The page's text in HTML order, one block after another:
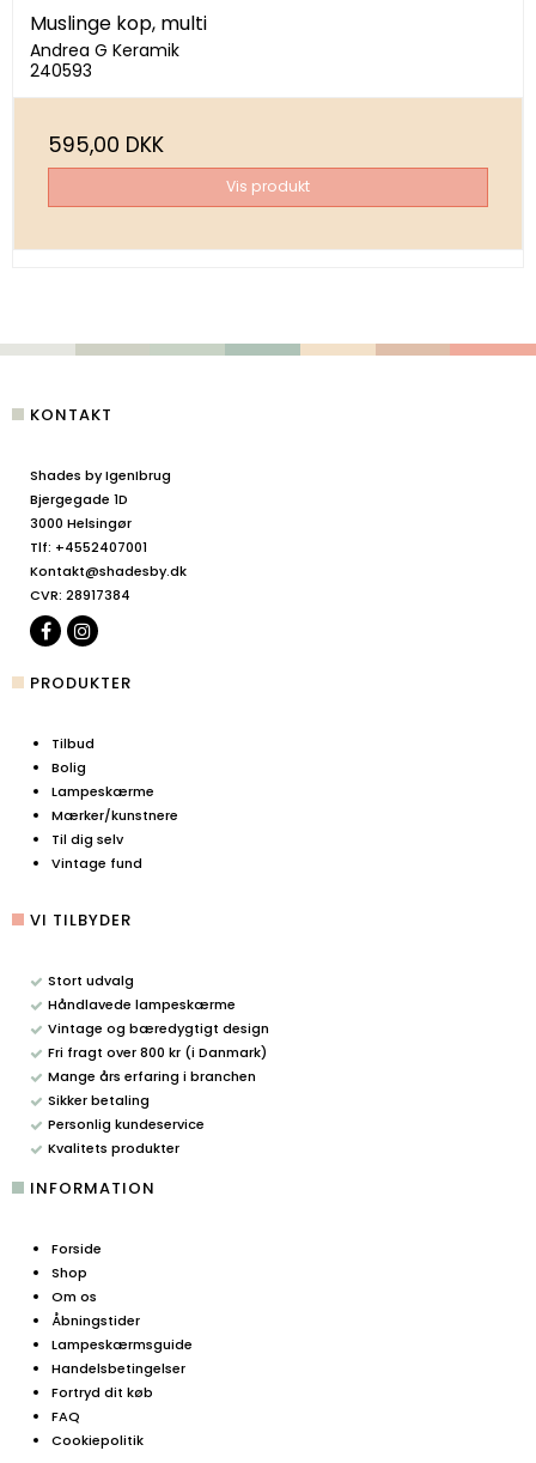
Muslinge kop, multi
Andrea G Keramik
240593
595,00 DKK
Vis produkt
KONTAKT
Shades by IgenIbrug
Bjergegade 1D
3000 Helsingør
Tlf: +4552407001
Kontakt@shadesby.dk
CVR: 28917384
PRODUKTER
Tilbud
Bolig
Lampeskærme
Mærker/kunstnere
Til dig selv
Vintage fund
VI TILBYDER
Stort udvalg
Håndlavede lampeskærme
Vintage og bæredygtigt design
Fri fragt over 800 kr (i Danmark)
Mange års erfaring i branchen
Sikker betaling
Personlig kundeservice
Kvalitets produkter
INFORMATION
Forside
Shop
Om os
Åbningstider
Lampeskærmsguide
Handelsbetingelser
Fortryd dit køb
FAQ
Cookiepolitik